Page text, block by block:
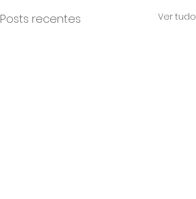
Posts recentes Ver tudo